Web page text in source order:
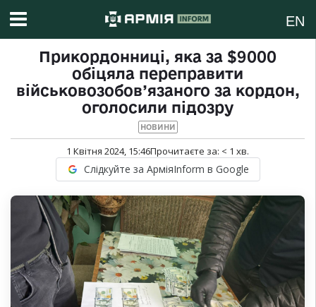
EN
Прикордонниці, яка за $9000
обіцяла переправити
військовозобов’язаного за кордон,
оголосили підозру
НОВИНИ
1 Квітня 2024, 15:46Прочитаєте за: < 1 хв.
Слідкуйте за АрміяInform в Google